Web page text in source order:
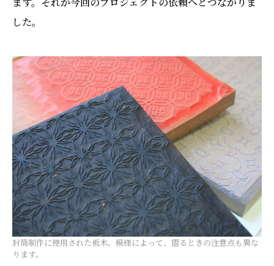
した。
封筒制作に使用された板木。模様によって、摺るときの注意点も異な
ります。